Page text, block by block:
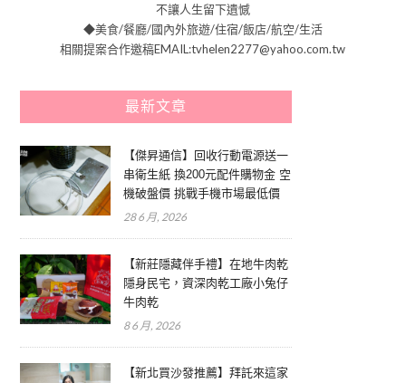
不讓人生留下遺憾
◆美食/餐廳/國內外旅遊/住宿/飯店/航空/生活
相關提案合作邀稿EMAIL:tvhelen2277@yahoo.com.tw
最新文章
【傑昇通信】回收行動電源送一
串衛生紙 換200元配件購物金 空
機破盤價 挑戰手機市場最低價
28 6 月, 2026
【新莊隱藏伴手禮】在地牛肉乾
隱身民宅，資深肉乾工廠小兔仔
牛肉乾
8 6 月, 2026
【新北買沙發推薦】拜託來這家